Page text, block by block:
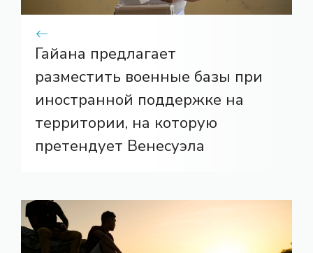
Гайана предлагает
разместить военные базы при
иностранной поддержке на
территории, на которую
претендует Венесуэла